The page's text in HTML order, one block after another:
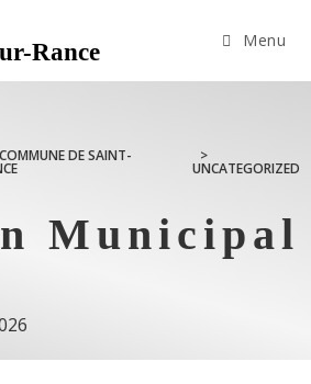
Rance Menu
DE SAINT- >
UNCATEGORIZED
Municipal